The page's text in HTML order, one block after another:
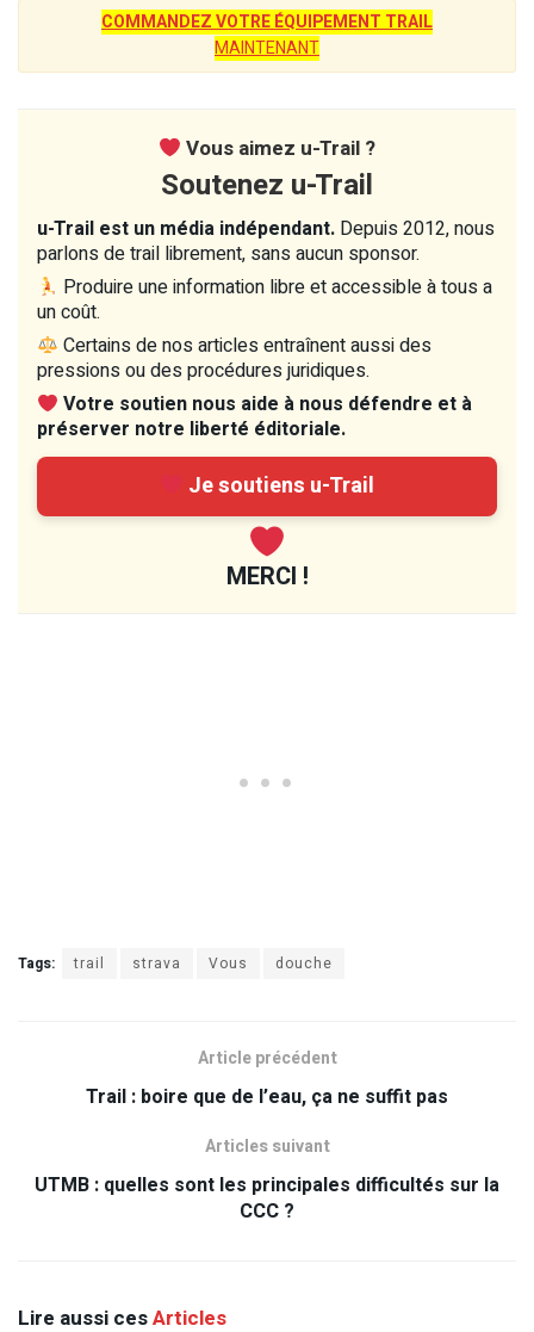
COMMANDEZ VOTRE ÉQUIPEMENT TRAIL
MAINTENANT
Vous aimez u-Trail ?
Soutenez u-Trail
u-Trail est un média indépendant. Depuis 2012, nous
parlons de trail librement, sans aucun sponsor.
Produire une information libre et accessible à tous a
un coût.
Certains de nos articles entraînent aussi des
pressions ou des procédures juridiques.
Votre soutien nous aide à nous défendre et à
préserver notre liberté éditoriale.
Je soutiens u-Trail
MERCI !
Tags: trail strava Vous douche
Article précédent
Trail : boire que de l’eau, ça ne suffit pas
Articles suivant
UTMB : quelles sont les principales difficultés sur la
CCC ?
Lire aussi cesArticles